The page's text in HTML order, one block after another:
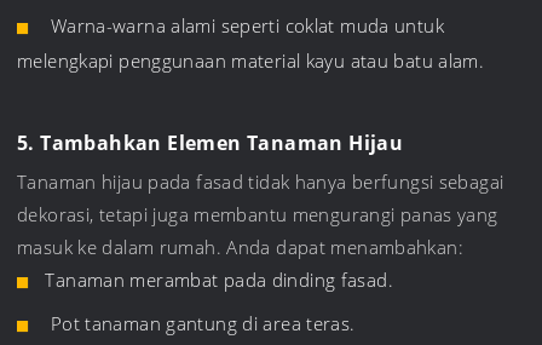
Warna-warna alami seperti coklat muda untuk
melengkapi penggunaan material kayu atau batu alam.
5. Tambahkan Elemen Tanaman Hijau
Tanaman hijau pada fasad tidak hanya berfungsi sebagai
dekorasi, tetapi juga membantu mengurangi panas yang
masuk ke dalam rumah. Anda dapat menambahkan:
Tanaman merambat pada dinding fasad.
Pot tanaman gantung di area teras.